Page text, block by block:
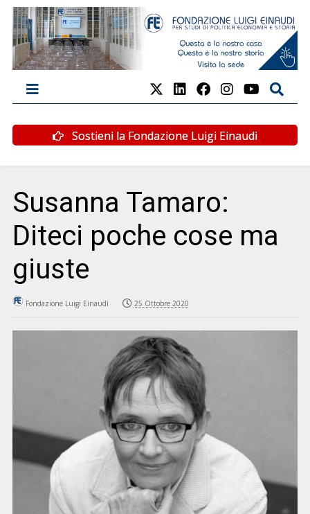
Sostieni la Fondazione Luigi Einaudi
Susanna Tamaro:
Diteci poche cose ma
giuste
Fondazione Luigi Einaudi 25 Ottobre 2020